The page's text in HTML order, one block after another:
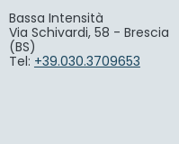
Bassa Intensità
Via Schivardi, 58 - Brescia
(BS)
Tel: +39.030.3709653